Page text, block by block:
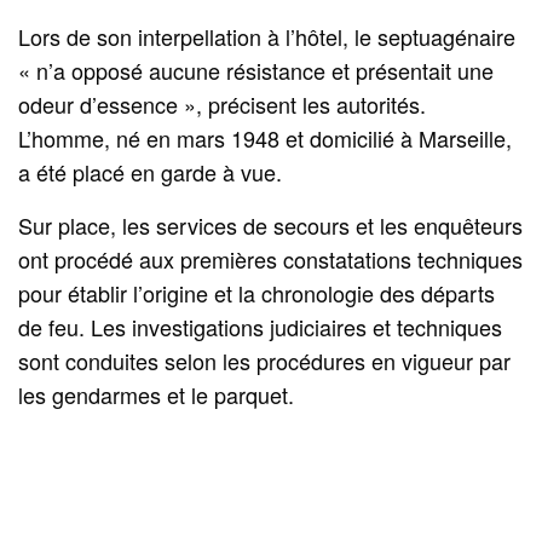
Lors de son interpellation à l’hôtel, le septuagénaire
« n’a opposé aucune résistance et présentait une
odeur d’essence », précisent les autorités.
L’homme, né en mars 1948 et domicilié à Marseille,
a été placé en garde à vue.
Sur place, les services de secours et les enquêteurs
ont procédé aux premières constatations techniques
pour établir l’origine et la chronologie des départs
de feu. Les investigations judiciaires et techniques
sont conduites selon les procédures en vigueur par
les gendarmes et le parquet.